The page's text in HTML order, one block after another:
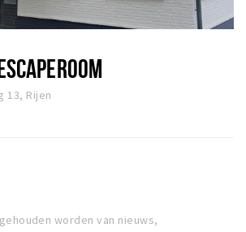
13, Rijen
worden van nieuws,